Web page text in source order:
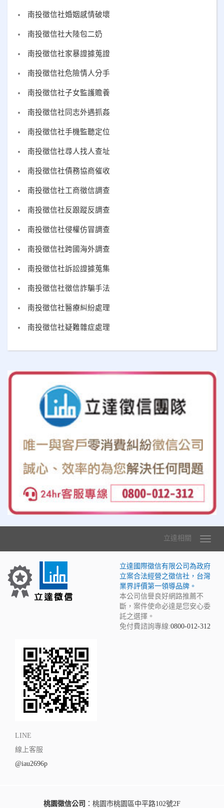
南投徵信社婚姻感情破壞
南投徵信社大陸包二奶
南投徵信社家暴證據蒐證
南投徵信社危險情人分手
南投徵信社子女監護贍養
南投徵信社同志外遇抓姦
南投徵信社手機監聽定位
南投徵信社尋人找人查址
南投徵信社債務協商催收
南投徵信社工商徵信調查
南投徵信社反跟蹤反調查
南投徵信社侵權仿冒調查
南投徵信社跨國海外調查
南投徵信社訴訟證據蒐集
南投徵信社徵信詐騙手法
南投徵信社醫療糾紛處理
南投徵信社疑難雜症處理
立達相關
立達國際徵信有限公司為政府
立案合法經營之徵信社，台灣
業界評價第一領導品牌。
本公司信譽良好網路推薦不
斷，案件使命必達是您安心委
託之選擇。
免付費諮詢專線:0800-012-312
LINE
線上客服
@iau2696p
桃園徵信公司 ：桃園市桃園區中平路102號2F